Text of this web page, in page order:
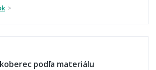
má mať koberec pod
podľa materiálu